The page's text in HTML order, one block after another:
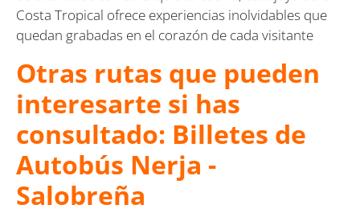
Costa Tropical ofrece experiencias inolvidables que
quedan grabadas en el corazón de cada visitante
Otras rutas que pueden
interesarte si has
consultado: Billetes de
Autobús Nerja -
Salobreña